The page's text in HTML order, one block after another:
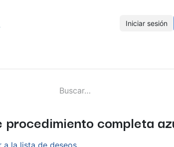
Iniciar sesión
procedimiento completa
a la lista de deseos